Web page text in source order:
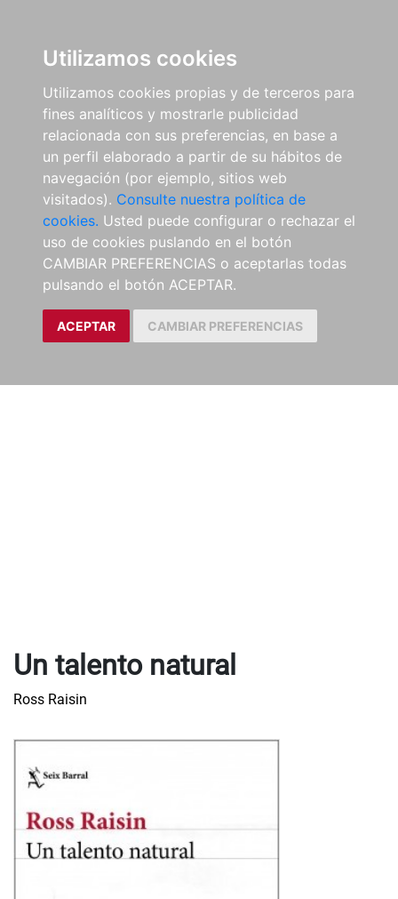
Utilizamos cookies
Utilizamos cookies propias y de terceros para
fines analíticos y mostrarle publicidad
relacionada con sus preferencias, en base a
un perfil elaborado a partir de su hábitos de
navegación (por ejemplo, sitios web
visitados). Consulte nuestra política de
cookies. Usted puede configurar o rechazar el
uso de cookies puslando en el botón
CAMBIAR PREFERENCIAS o aceptarlas todas
pulsando el botón ACEPTAR.
ACEPTAR CAMBIAR PREFERENCIAS
Un talento natural
Ross Raisin